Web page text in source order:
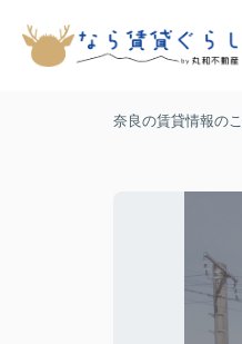
奈良の賃貸情報の